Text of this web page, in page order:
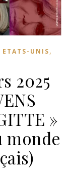
ETATS-UNIS,
2025
»
monde